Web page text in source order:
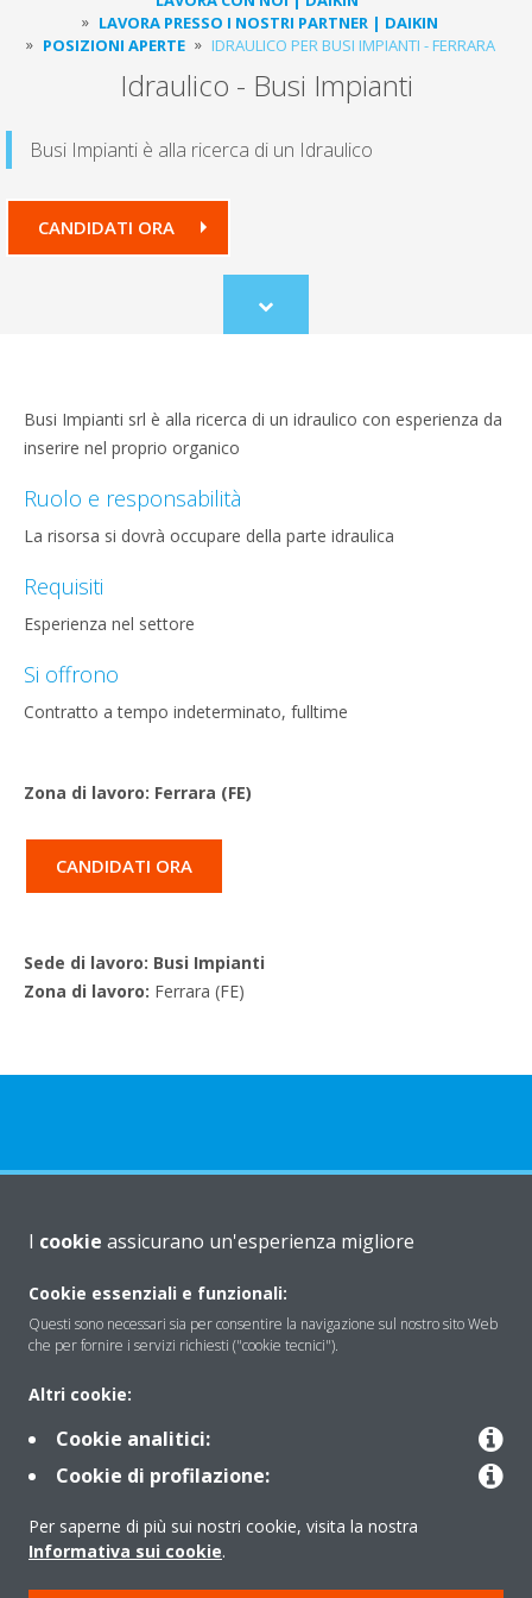
LAVORA PRESSO I NOSTRI PARTNER | DAIKIN
POSIZIONI APERTE
IDRAULICO PER BUSI IMPIANTI - FERRARA
Idraulico - Busi Impianti
Busi Impianti è alla ricerca di un Idraulico
CANDIDATI ORA
Scroll
to
Busi Impianti srl è alla ricerca di un idraulico con esperienza da
inserire nel proprio organico
Ruolo e responsabilità
La risorsa si dovrà occupare della parte idraulica
Requisiti
Esperienza nel settore
Si offrono
Contratto a tempo indeterminato, fulltime
Zona di lavoro: Ferrara (FE)
CANDIDATI ORA
Sede di lavoro: Busi Impianti
Zona di lavoro: Ferrara (FE)
Soluzioni
Contattaci
Periodo di supporto definito
Politica di segnalazione e divulgazione delle vulnerabilità del
Gruppo Daikin Europe
I cookie assicurano un'esperienza migliore
Cookie essenziali e funzionali:
Questi sono necessari sia per consentire la navigazione sul nostro sito Web
che per fornire i servizi richiesti ("cookie tecnici").
Altri cookie:
Cookie analitici:
Cookie di profilazione:
Per saperne di più sui nostri cookie, visita la nostra
Informativa sui cookie.